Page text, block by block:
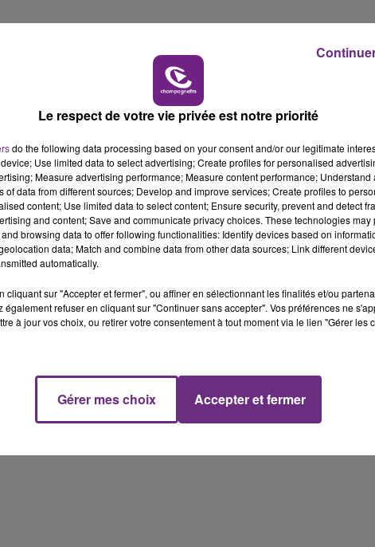
19h00 - 19h15
LA POP MACHINE - CHAMPAGNE FM
UN FEU DE REMORQUE BLOQUE LA
CIRCULATION DANS LES ARDENNES
Un feu de remorque s'est déclaré ce mercredi
en fin de matinée sur l'A34.
FM
19h15 - 20h00
Le respect de votre vie privée est notre priorité
do the following data processing based on your consent and/or our legitimate
Use limited data to select advertising; Create profiles for personalised
Measure advertising performance; Measure content performance; Understand
of data from different sources; Develop and improve services; Create profiles to
content; Use limited data to select content; Ensure security, prevent and detect
and content; Save and communicate privacy choices. These technologies may
browsing data to offer following functionalities: Identify devices based on
data; Match and combine data from other data sources; Link different
automatically.
cliquant sur "Accepter et fermer", ou affiner en sélectionnant les finalités et/ou
également refuser en cliquant sur "Continuer sans accepter". Vos préférences ne
à jour vos choix, ou retirer votre consentement à tout moment via le lien "Gérer les
Gérer mes choix Accepter et fermer